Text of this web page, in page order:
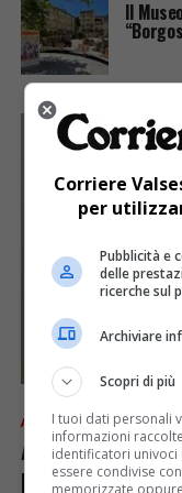
Il
ATTUALITÀ 5 anni fa
A Varallo
progetto nato
Corriere
per
Pubblicità e
delle
ricerche sul
Archiviare
Scopri di più
I tuoi dati personali
informazioni
identificatori
essere condivise
memorizzate